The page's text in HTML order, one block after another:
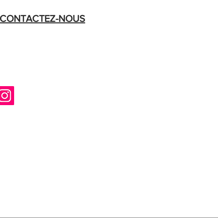
CONTACTEZ-NOUS